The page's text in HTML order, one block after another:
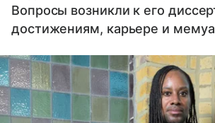
Вопросы возникли к его
достижениям, карьере и